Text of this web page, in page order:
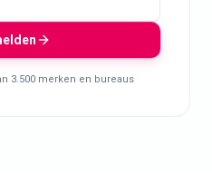
3.500 merken en bureaus